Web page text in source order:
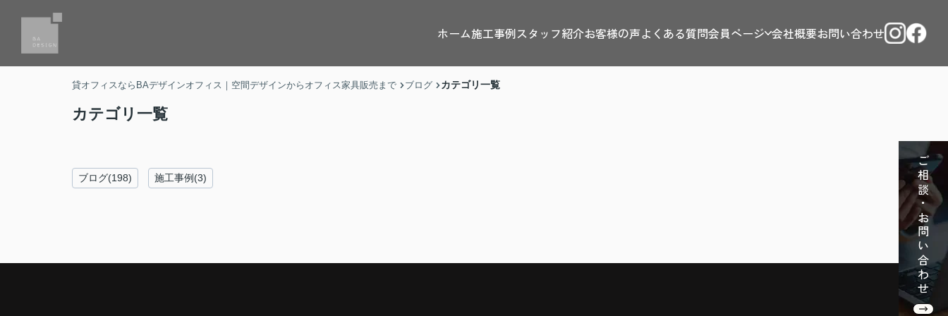
ホーム施工事例スタッフ紹介お客様の声よくある質問会員ページ 会社概要お問い合わせ
ご相談・お問い合わせ
貸オフィスならBAデザインオフィス｜空間デザインからオフィス家具販売まで ブログ カテゴリ一覧
カテゴリ一覧
ブログ(198) 施工事例(3)